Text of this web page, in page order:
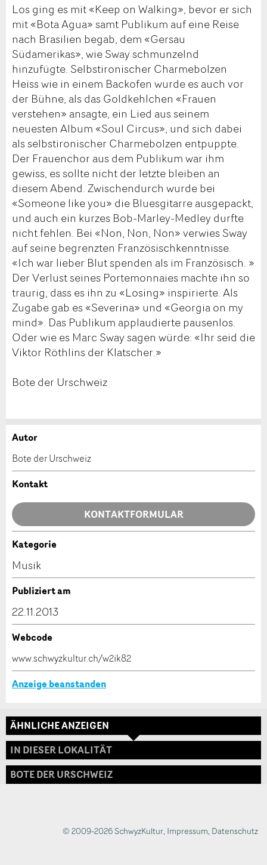
Los ging es mit «Keep on Walking», bevor er sich
mit «Bota Agua» samt Publikum auf eine Reise
nach Brasilien begab, dem «Gersau
Südamerikas», wie Sway schmunzelnd
hinzufügte. Selbstironischer Charmebolzen
Heiss wie in einem Backofen wurde es auch vor
der Bühne, als das Goldkehlchen «Frauen
verstehen» ansagte, ein Lied aus seinem
neuesten Album «Soul Circus», und sich dabei
als selbstironischer Charmebolzen entpuppte.
Der Frauenchor aus dem Publikum war ihm
gewiss, es sollte nicht der letzte bleiben an
diesem Abend. Zwischendurch wurde bei
«Someone like you» die Bluesgitarre ausgepackt,
und auch ein kurzes Bob-Marley-Medley durfte
nicht fehlen. Bei «Non, Non, Non» verwies Sway
auf seine begrenzten Französischkenntnisse.
«Ich war lieber Blut spenden als im Französisch. »
Der Verlust seines Portemonnaies machte ihn so
traurig, dass es ihn zu «Losing» inspirierte. Als
Zugabe gab es «Severina» und «Georgia on my
mind». Das Publikum applaudierte pausenlos.
Oder wie es Marc Sway sagen würde: «Ihr seid die
Viktor Röthlins der Klatscher.»
Bote der Urschweiz
Anzeige beanstanden
Ihr Feedback wird sehr geschätzt!
Allgemeines Feedback
Anzeige nicht mehr gültig
Anzeige unvollständig
* Eingabe erforderlich
Anzeige weiterempfehlen
Empfehlen Sie diese Anzeige an Freunde weiter.
* Eingabe erforderlich
Autor
Bote der Urschweiz
Kontakt
KONTAKTFORMULAR
Kontakt
Verfassen Sie eine Nachricht für die Kontaktpersonen
Adresse
Kategorie
Musik
Publiziert am
22.11.2013
Webcode
www.schwyzkultur.ch/w2ik82
Anzeige beanstanden
ÄHNLICHE ANZEIGEN
IN DIESER LOKALITÄT
BOTE DER URSCHWEIZ
© 2009-2026 SchwyzKultur, Impressum, Datenschutz